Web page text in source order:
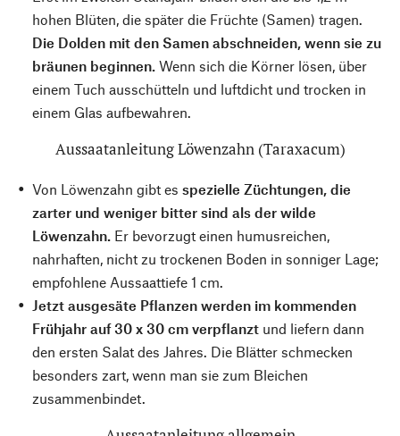
hohen Blüten, die später die Früchte (Samen) tragen.
Die Dolden mit den Samen abschneiden, wenn sie zu
bräunen beginnen. Wenn sich die Körner lösen, über
einem Tuch ausschütteln und luftdicht und trocken in
einem Glas aufbewahren.
Aussaatanleitung Löwenzahn (Taraxacum)
Von Löwenzahn gibt es spezielle Züchtungen, die
zarter und weniger bitter sind als der wilde
Löwenzahn. Er bevorzugt einen humusreichen,
nahrhaften, nicht zu trockenen Boden in sonniger Lage;
empfohlene Aussaattiefe 1 cm.
Jetzt ausgesäte Pflanzen werden im kommenden
Frühjahr auf 30 x 30 cm verpflanzt und liefern dann
den ersten Salat des Jahres. Die Blätter schmecken
besonders zart, wenn man sie zum Bleichen
zusammenbindet.